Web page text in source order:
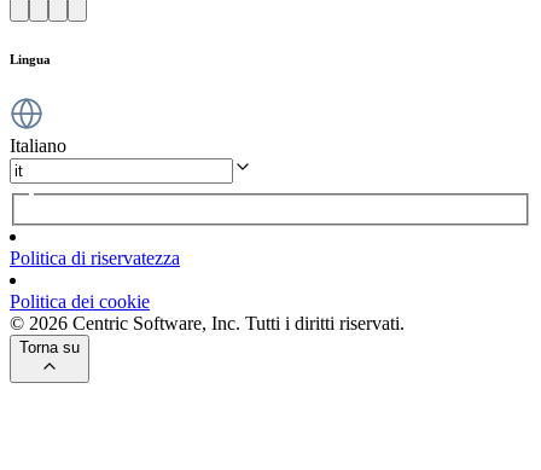
Lingua
Italiano
Politica di riservatezza
Politica dei cookie
© 2026 Centric Software, Inc. Tutti i diritti riservati.
Torna su